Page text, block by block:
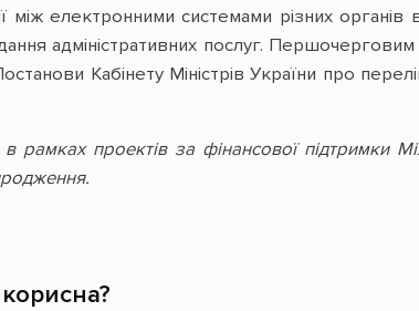
між електронними системами різних органів
адміністративних послуг.
Кабінету Міністрів України про
в рамках проектів за фінансової